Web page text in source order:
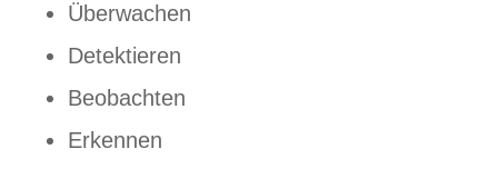
Überwachen
Detektieren
Beobachten
Erkennen